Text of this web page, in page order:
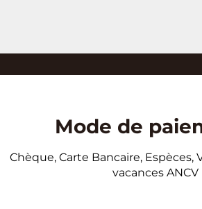
Mode de
Chèque, Carte Bancaire, Espèces,
vacances ANCV